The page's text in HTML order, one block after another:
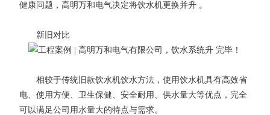
健康问题，高明万和电气决定将饮水机更换并升 。
新旧对比
相较于传统旧款饮水机饮水方法，使用饮水机具有高效省
电、使用方便、卫生保健、安全耐用、供水量大等优点，完全
可以满足公司用水量大的特点与需求。